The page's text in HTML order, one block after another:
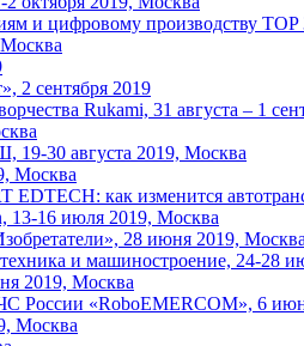
и цифровому производству
2 сентября 2019
Rukami, 31 августа – 1
30 августа 2019, Москва
Москва
как изменится
13-16 июля 2019, Москва
28 июня 2019, Москва
и машиностроение, 24-28
2019, Москва
России «RoboEMERCOM», 6
Москва